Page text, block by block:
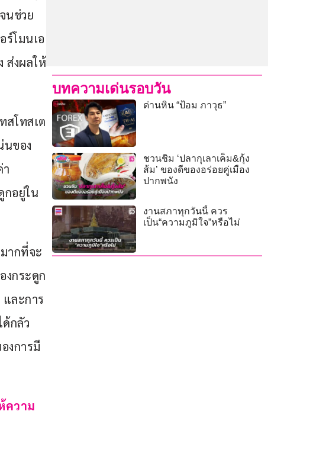
นช่วย
โมนเอ
ส่งผลให้
สโทสเต
นของ
กอยู่ใน
ากที่จะ
งกระดูก
ละการ
กลัว
งการมี
ความ
บทความเด่นรอบวัน
ด่านหิน “ป้อม ภาวุธ”
ชวนชิม ‘ปลากุเลาเค็ม&กุ้ง
ส้ม’ ของดีของอร่อยคู่เมือง
ปากพนัง
งานสภาทุกวันนี้ ควร
เป็น“ความภูมิใจ”หรือไม่